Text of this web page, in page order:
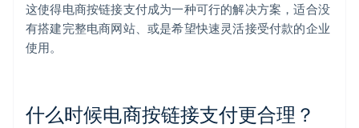
这使得电商按链接支付成为一种可行的解决方案，适合没
有搭建完整电商网站、或是希望快速灵活接受付款的企业
使用。
什么时候电商按链接支付更合理？